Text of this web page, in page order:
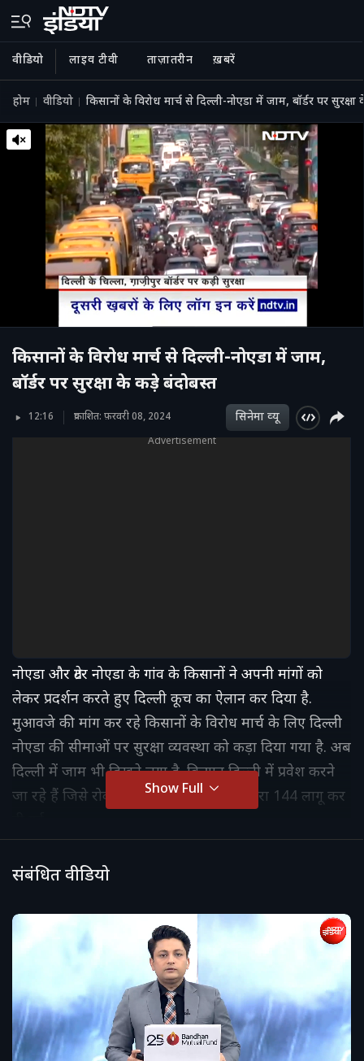
वीडियो लाइव टीवी ताज़ातरीन ख़बरें
होम वीडियो किसानों के विरोध मार्च से दिल्ली-नोएडा में जाम, बॉर्डर पर
किसानों के विरोध मार्च से दिल्ली-नोएडा में जाम,
बॉर्डर पर सुरक्षा के कड़े बंदोबस्त
12:16 प्रकाशित: फ़रवरी 08, 2024 सिनेमा व्‍यू
Advertisement
नोएडा और ग्रेटर नोएडा के गांव के किसानों ने अपनी मांगों को
लेकर प्रदर्शन करते हुए दिल्ली कूच का ऐलान कर दिया है.
मुआवजे की मांग कर रहे किसानों के विरोध मार्च के लिए दिल्ली
नोएडा की सीमाओं पर सुरक्षा व्यवस्था को कड़ा दिया गया है. अब
दिल्ली में जाम भी दिखने लगा है. किसान दिल्ली में प्रवेश करने
जा रहे हैं जिसे रोकने के लिए एंट्री प्वाइंट पर धारा 144 लागू कर
Show Full
संबंधित वीडियो